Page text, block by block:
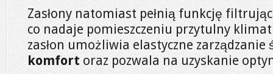
Zasłony natomiast pełnią funkcję
co nadaje pomieszczeniu przytulny
zasłon umożliwia elastyczne zarządzanie
komfort oraz pozwala na uzyskanie